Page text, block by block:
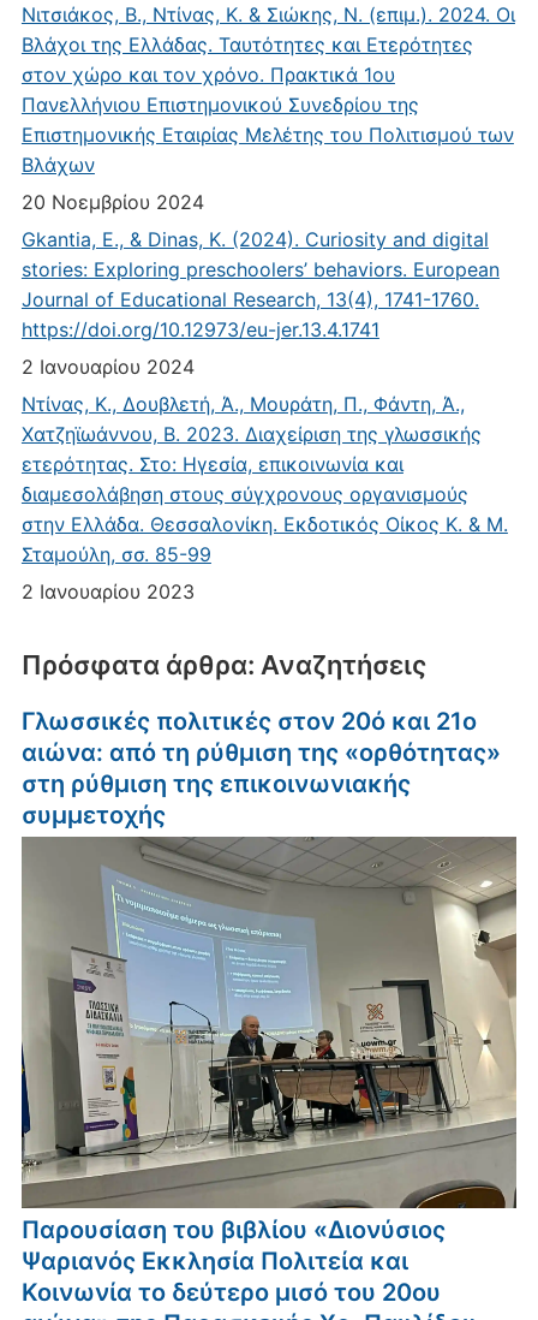
Νιτσιάκος, Β., Ντίνας, Κ. & Σιώκης, Ν. (επιμ.). 2024. Οι
Βλάχοι της Ελλάδας. Ταυτότητες και Ετερότητες
στον χώρο και τον χρόνο. Πρακτικά 1ου
Πανελλήνιου Επιστημονικού Συνεδρίου της
Επιστημονικής Εταιρίας Μελέτης του Πολιτισμού των
Βλάχων
20 Νοεμβρίου 2024
Gkantia, E., & Dinas, K. (2024). Curiosity and digital
stories: Exploring preschoolers’ behaviors. European
Journal of Educational Research, 13(4), 1741-1760.
https://doi.org/10.12973/eu-jer.13.4.1741
2 Ιανουαρίου 2024
Ντίνας, Κ., Δουβλετή, Ά., Μουράτη, Π., Φάντη, Ά.,
Χατζηϊωάννου, Β. 2023. Διαχείριση της γλωσσικής
ετερότητας. Στο: Ηγεσία, επικοινωνία και
διαμεσολάβηση στους σύγχρονους οργανισμούς
στην Ελλάδα. Θεσσαλονίκη. Εκδοτικός Οίκος Κ. & Μ.
Σταμούλη, σσ. 85-99
2 Ιανουαρίου 2023
Πρόσφατα άρθρα: Αναζητήσεις
Γλωσσικές πολιτικές στον 20ό και 21ο
αιώνα: από τη ρύθμιση της «ορθότητας»
στη ρύθμιση της επικοινωνιακής
συμμετοχής
Παρουσίαση του βιβλίου «Διονύσιος
Ψαριανός Εκκλησία Πολιτεία και
Κοινωνία το δεύτερο μισό του 20ου